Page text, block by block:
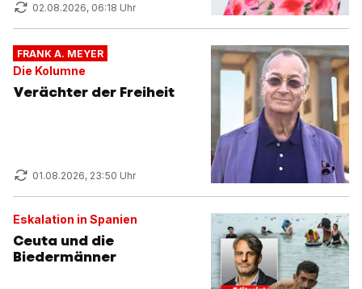
02.08.2026, 06:18 Uhr
FRANK A. MEYER
Die Kolumne
Verächter der Freiheit
01.08.2026, 23:50 Uhr
Eskalation in Spanien
Ceuta und die
Biedermänner